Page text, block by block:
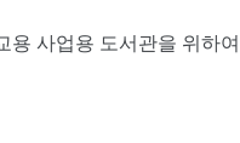
용 사업용 도서관을 위하여